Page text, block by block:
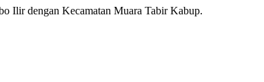
Ilir dengan Kecamatan Muara Tabir Kabup.